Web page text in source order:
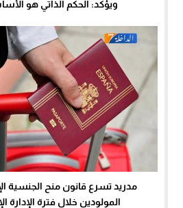
ويؤكد: الحكم الذاتي هو
مدريد تسرع قانون منح الجنسية
المولودين خلال فترة الإدارة